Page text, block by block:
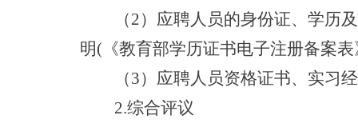
（2）应聘人员的身份证、学历
明(《教育部学历证书电子注册备案表
（3）应聘人员资格证书、实习
2.综合评议